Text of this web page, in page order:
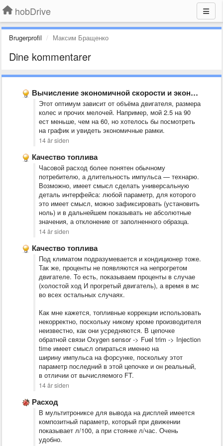
hobDrive
Brugerprofil Максим Бращенко
Dine kommentarer
Вычисление экономичной скорости и экономайзер
Этот оптимум зависит от объёма двигателя, размера
колес и прочих мелочей. Например, мой 2.5 на 90
ест меньше, чем на 60, но хотелось бы посмотреть
на график и увидеть экономичные рамки.
14 år siden
Качество топлива
Часовой расход более понятен обычному
потребителю, а длительность импульса — технарю.
Возможно, имеет смысл сделать универсальную
деталь интерфейса: любой параметр, для которого
это имеет смысл, можно зафиксировать (установить
ноль) и в дальнейшем показывать не абсолютные
значения, а отклонение от заполненного образца.
14 år siden
Качество топлива
Под климатом подразумевается и кондиционер тоже.
Так же, проценты не появляются на непрогретом
двигателе. То есть, показываем проценты в случае
(холостой ход И прогретый двигатель), а время в мс
во всех остальных случаях.
Как мне кажется, топливные коррекции использовать
некорректно, поскольку никому кроме производителя
неизвестно, как они усредняются. В цепочке
обратной связи Oxygen sensor -> Fuel trim -> Injection
time имеет смысл опираться именно на
ширину импульса на форсунке, поскольку этот
параметр последний в этой цепочке и он реальный,
в отличии от вычисляемого FT.
14 år siden
Расход
В мультитрониксе для вывода на дисплей имеется
композитный параметр, который при движении
показывает л/100, а при стоянке л/час. Очень
удобно.